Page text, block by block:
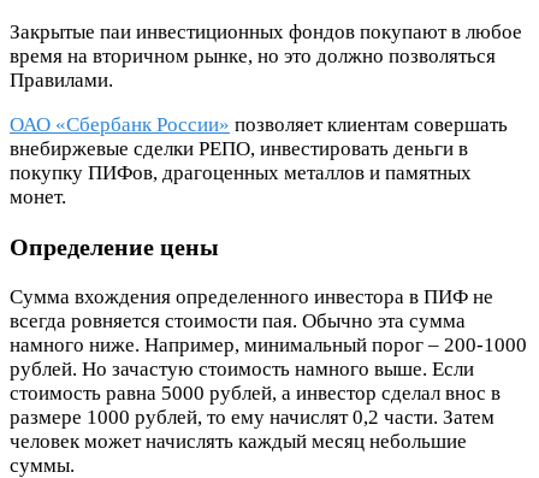
Закрытые паи инвестиционных фондов покупают в любое
время на вторичном рынке, но это должно позволяться
Правилами.
ОАО «Сбербанк России» позволяет клиентам совершать
внебиржевые сделки РЕПО, инвестировать деньги в
покупку ПИФов, драгоценных металлов и памятных
монет.
Определение цены
Сумма вхождения определенного инвестора в ПИФ не
всегда ровняется стоимости пая. Обычно эта сумма
намного ниже. Например, минимальный порог – 200-1000
рублей. Но зачастую стоимость намного выше. Если
стоимость равна 5000 рублей, а инвестор сделал внос в
размере 1000 рублей, то ему начислят 0,2 части. Затем
человек может начислять каждый месяц небольшие
суммы.